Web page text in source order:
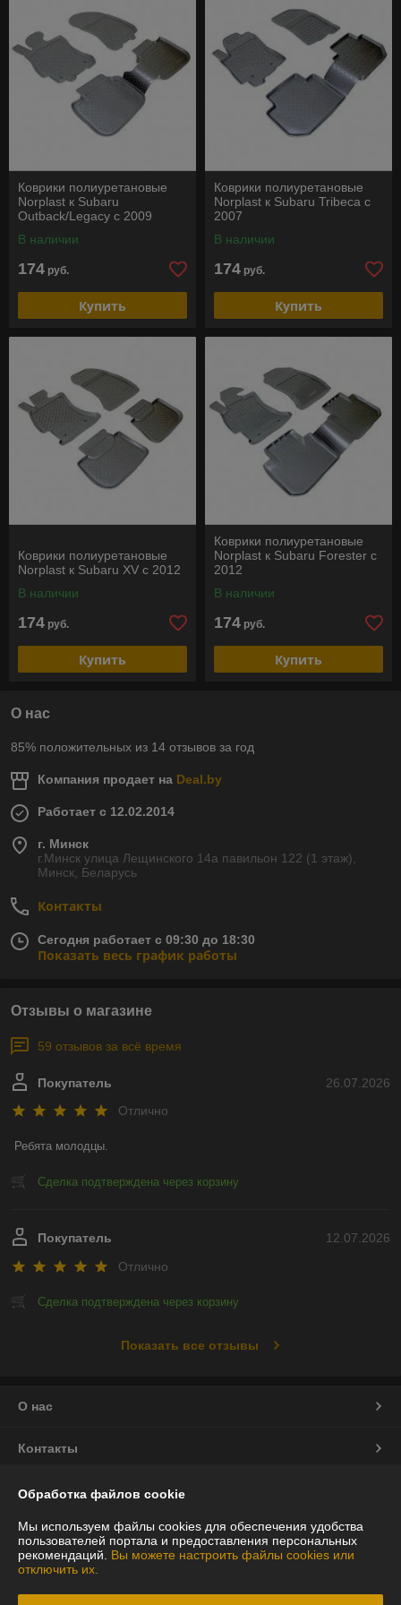
Коврики полиуретановые
Norplast к Subaru
Outback/Legacy с 2009
В наличии
174 руб.
Купить
Коврики полиуретановые
Norplast к Subaru Tribeca с
2007
В наличии
174 руб.
Купить
Коврики полиуретановые
Norplast к Subaru XV c 2012
В наличии
174 руб.
Купить
Коврики полиуретановые
Norplast к Subaru Forester c
2012
В наличии
174 руб.
Купить
О нас
85% положительных из 14 отзывов за год
Компания продает на Deal.by
Работает с 12.02.2014
г. Минск
г.Минск улица Лещинского 14а павильон 122 (1 этаж),
Минск, Беларусь
Контакты
Сегодня работает с 09:30 до 18:30
Показать весь график работы
Отзывы о магазине
59 отзывов за всё время
26.07.2026
Покупатель
Отлично
Ребята молодцы.
Сделка подтверждена через корзину
12.07.2026
Покупатель
Отлично
Сделка подтверждена через корзину
Показать все отзывы
О нас
Контакты
Доставка и оплата
График работы
Полная версия сайта
Обработка файлов cookie
Мы используем файлы cookies для обеспечения удобства
пользователей портала и предоставления персональных
рекомендаций. Вы можете настроить файлы cookies или
отключить их.